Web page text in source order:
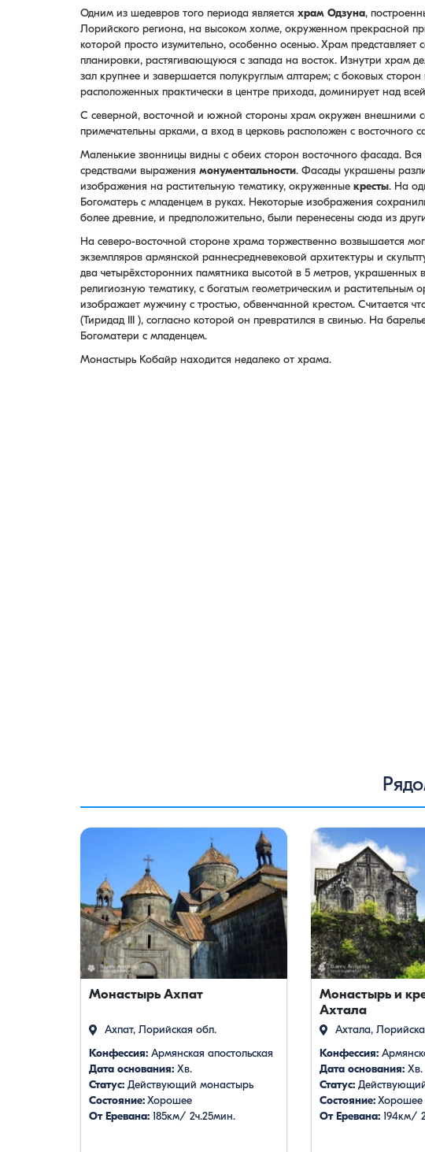
Одним из шедевров того периода является храм Одзуна,
Лорийского региона, на высоком холме, окруженном прекрасной
которой просто изумительно, особенно осенью. Храм представляет
планировки, растягивающуюся с запада на восток. Изнутри храм
зал крупнее и завершается полукруглым алтарем; с боковых
расположенных практически в центре прихода, доминирует над
С северной, восточной и южной стороны храм окружен
примечательны арками, а вход в церковь расположен с восточного
Маленькие звонницы видны с обеих сторон восточного фасада.
средствами выражения монументальности. Фасады украшены
изображения на растительную тематику, окруженные кресты. На
Богоматерь с младенцем в руках. Некоторые изображения
более древние, и предположительно, были перенесены сюда из
На северо-восточной стороне храма торжественно возвышается
экземпляров армянской раннесредневековой архитектуры и
два четырёхсторонних памятника высотой в 5 метров,
религиозную тематику, с богатым геометрическим и
изображает мужчину с тростью, обвенчанной крестом. Считается
(Тиридад III ), согласно которой он превратился в свинью. На
Богоматери с младенцем.
Монастырь Кобайр находится недалеко от храма.
Монастырь Ахпат
Ахпат, Лорийская обл.
Конфессия: Армянская апостольская
Дата основания: Xв.
Статус: Действующий монастырь
Состояние:Хорошее
От Еревана: 185км/ 2ч.25мин.
Монастырь и
Ахтала
Ахтала,
Конфессия:
Дата основания:Xв.
Статус:
Состояние:Хорошее
От Еревана:194км/